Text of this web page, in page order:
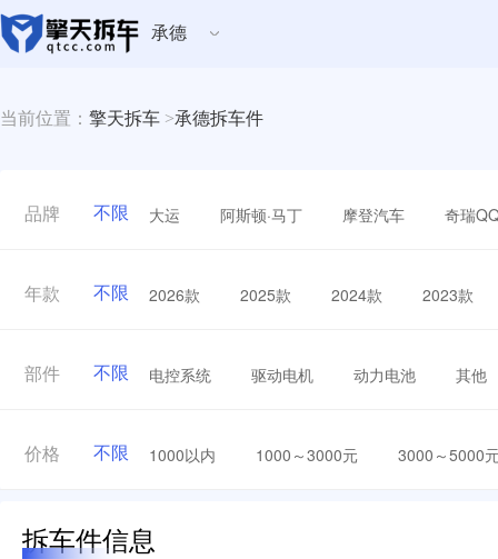
承德
当前位置： 擎天拆车 >承德拆车件
品牌 不限 大运 阿斯顿·马丁 摩登汽车 奇瑞
年款 不限 2026款 2025款 2024款 2023款
部件 不限 电控系统 驱动电机 动力电池 其他
价格 不限 1000以内 1000～3000元 3000～5000
拆车件信息